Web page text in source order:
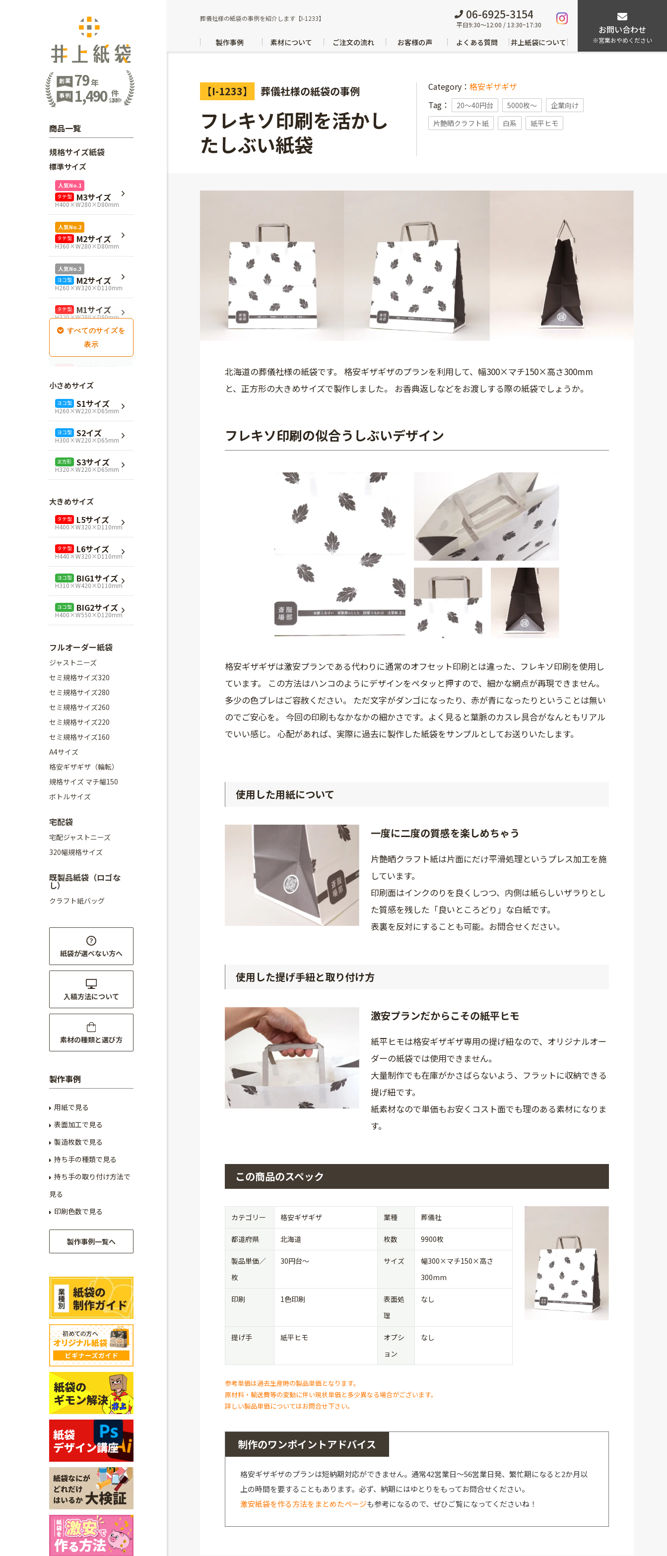
お問い合わせ
※営業おやめください
葬儀社様の紙袋の事例を紹介します【I-1233】 06-6925-3154
平日9:30～12:00 / 13:30~17:30
製作事例 素材について ご注文の流れ お客様の声 よくある質問 井上紙袋について
【I-1233】 葬儀社様の紙袋の事例
フレキソ印刷を活かし
たしぶい紙袋
Category： 格安ギザギザ
Tag：
20～40円台 5000枚〜
企業向け
片艶晒クラフト紙
白系 紙平ヒモ
北海道の葬儀社様の紙袋です。 格安ギザギザのプランを利用して、幅300×マチ150×高さ300mm
と、正方形の大きめサイズで製作しました。 お香典返しなどをお渡しする際の紙袋でしょうか。
フレキソ印刷の似合うしぶいデザイン
格安ギザギザは激安プランである代わりに通常のオフセット印刷とは違った、フレキソ印刷を使用し
ています。 この方法はハンコのようにデザインをペタッと押すので、細かな網点が再現できません。
多少の色ブレはご容赦ください。 ただ文字がダンゴになったり、赤が青になったりということは無い
のでご安心を。 今回の印刷もなかなかの細かさです。よく見ると葉脈のカスレ具合がなんともリアル
でいい感じ。 心配があれば、実際に過去に製作した紙袋をサンプルとしてお送りいたします。
使用した用紙について
一度に二度の質感を楽しめちゃう
片艶晒クラフト紙は片面にだけ平滑処理というプレス加工を施
しています。
印刷面はインクのりを良くしつつ、内側は紙らしいザラりとし
た質感を残した「良いところどり」な白紙です。
表裏を反対にすることも可能。お問合せください。
使用した提げ手紐と取り付け方
激安プランだからこその紙平ヒモ
紙平ヒモは格安ギザギザ専用の提げ紐なので、オリジナルオー
ダーの紙袋では使用できません。
大量制作でも在庫がかさばらないよう、フラットに収納できる
提げ紐です。
紙素材なので単価もお安くコスト面でも理のある素材になりま
す。
この商品のスペック
カテゴリー 格安ギザギザ 業種 葬儀社
都道府県 北海道 枚数 9900枚
製品単価／
枚
30円台〜 サイズ
幅300×マチ150×高さ
300mm
印刷 1色印刷
表面処
理
なし
提げ手 紙平ヒモ
オプシ
ョン
なし
参考単価は過去生産時の製品単価となります。
原材料・輸送費等の変動に伴い現状単価と多少異なる場合がございます。
詳しい製品単価についてはお問合せ下さい。
制作のワンポイントアドバイス
格安ギザギザのプランは短納期対応ができません。通常42営業日～56営業日発、繁忙期になると2か月以
上の時間を要することもあります。必ず、納期にはゆとりをもってお問合せください。
激安紙袋を作る方法をまとめたページも参考になるので、ぜひご覧になってくださいね！
創業 79年
事例 1,490 件
公開中
商品一覧
規格サイズ紙袋
標準サイズ
人気No.1
タテ型 M3サイズ
H400×W280×D80mm
人気No.2
タテ型 M2サイズ
H360×W280×D80mm
人気No.3
ヨコ型 M2サイズ
H260×W320×D110mm
タテ型 M1サイズ
H320×W280×D80mm
SM1サイズ
H280×W260×D100mm
SM3サイズ
H360×W260×D100mm
L4サイズ
H360×W320×D110mm
L1サイズ
H240×W320×D110mm
正方形 Mスクエア
H280×W280×D80mm
正方形 Lスクエア
H320×W320×D110mm
小さめサイズ
ヨコ型 S1サイズ
H260×W220×D65mm
ヨコ型 S2イズ
H300×W220×D65mm
正方形 S3サイズ
H320×W220×D65mm
大きめサイズ
タテ型 L5サイズ
H400×W320×D110mm
タテ型 L6サイズ
H440×W320×D110mm
ヨコ型 BIG1サイズ
H310×W420×D110mm
ヨコ型 BIG2サイズ
H400×W550×D120mm
フルオーダー紙袋
ジャストニーズ
セミ規格サイズ320
セミ規格サイズ280
セミ規格サイズ260
セミ規格サイズ220
セミ規格サイズ160
A4サイズ
格安ギザギザ（輪転）
規格サイズ マチ幅150
ボトルサイズ
宅配袋
宅配ジャストニーズ
320幅規格サイズ
既製品紙袋（ロゴな
し）
クラフト紙バッグ
紙袋が選べない方へ
入稿方法について
素材の種類と選び方
製作事例
用紙で見る
表面加工で見る
製造枚数で見る
持ち手の種類で見る
持ち手の取り付け方法で
見る
印刷色数で見る
製作事例一覧へ